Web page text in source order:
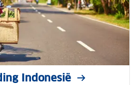
Indonesië